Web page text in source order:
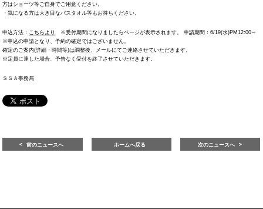
方はショーツ等ご自身でご用意ください。
・気になる方は大き目なバスタオル等もお持ちください。
申込方法： こちらより
※受付期間になりましたらページが表示されます。 申請期間：6/19(水)PM12:00～
※申込の申請となり、予約の確定ではございません。
確定のご案内(詳細・時間等)は調整後、メールにてご連絡させていただきます。
※定員に達した場合、予告なく受付を終了させていただきます。
ＳＳＡ事務局
前のニュースへ ホームへ戻る 次のニュースへ